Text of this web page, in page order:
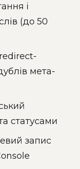
і
(до 50
мета-
статусами
запис